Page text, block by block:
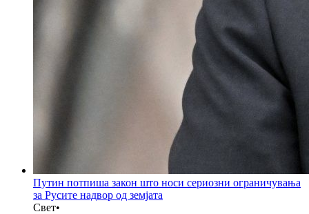
Путин потпиша закон што носи сериозни ограничувања
за Русите надвор од земјата
Свет•